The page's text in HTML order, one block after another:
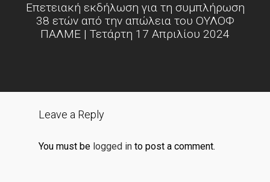
Επετειακή εκδήλωση για τη συμπλήρωση
38 ετών από την απώλεια του ΟΥΛΟΦ
ΠΑΛΜΕ | Τετάρτη 17 Απριλίου 2024
Leave a Reply
You must be logged in to post a comment.